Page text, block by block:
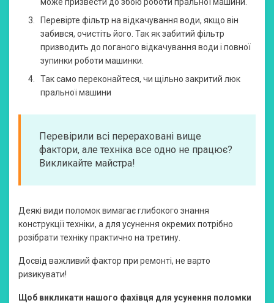
Перевірте фільтр на відкачування води, якщо він
забився, очистіть його. Так як забитий фільтр
призводить до поганого відкачування води і повної
зупинки роботи машинки.
Так само переконайтеся, чи щільно закритий люк
пральної машини
Перевірили всі перераховані вище
фактори, але техніка все одно не працює?
Викликайте майстра!
Деякі види поломок вимагає глибокого знання
конструкції техніки, а для усунення окремих потрібно
розібрати техніку практично на третину.
Досвід важливий фактор при ремонті, не варто
ризикувати!
Щоб викликати нашого фахівця для усунення поломки